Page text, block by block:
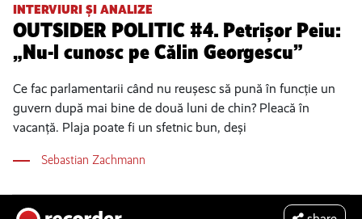
INTERVIURI ȘI ANALIZE
OUTSIDER POLITIC #4. Petrișor Peiu:
„Nu-l cunosc pe Călin Georgescu”
Ce fac parlamentarii când nu reușesc să pună în funcție un
guvern după mai bine de două luni de chin? Pleacă în
vacanță. Plaja poate fi un sfetnic bun, deși
Sebastian Zachmann